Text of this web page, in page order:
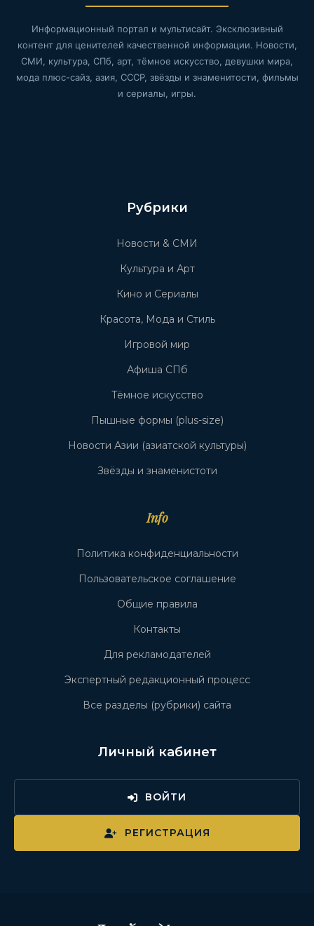
Информационный портал и мультисайт. Эксклюзивный
контент для ценителей качественной информации. Новости,
СМИ, культура, СПб, арт, тёмное искусство, девушки мира,
мода плюс-сайз, азия, СССР, звёзды и знаменитости, фильмы
и сериалы, игры.
Рубрики
Новости & СМИ
Культура и Арт
Кино и Сериалы
Красота, Мода и Стиль
Игровой мир
Афиша СПб
Тёмное искусство
Пышные формы (plus-size)
Новости Азии (азиатской культуры)
Звёзды и знаменистоти
Info
Политика конфиденциальности
Пользовательское соглашение
Общие правила
Контакты
Для рекламодателей
Экспертный редакционный процесс
Все разделы (рубрики) сайта
Личный кабинет
ВОЙТИ
РЕГИСТРАЦИЯ